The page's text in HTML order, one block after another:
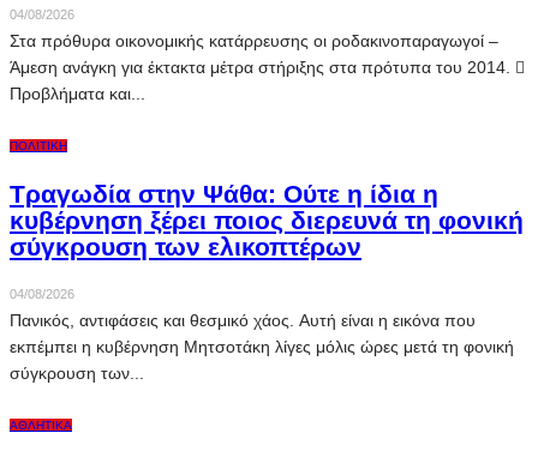
04/08/2026
Στα πρόθυρα οικονομικής κατάρρευσης οι ροδακινοπαραγωγοί –
Άμεση ανάγκη για έκτακτα μέτρα στήριξης στα πρότυπα του 2014. 
Προβλήματα και...
ΠΟΛΙΤΙΚΉ
Τραγωδία στην Ψάθα: Ούτε η ίδια η
κυβέρνηση ξέρει ποιος διερευνά τη φονική
σύγκρουση των ελικοπτέρων
04/08/2026
Πανικός, αντιφάσεις και θεσμικό χάος. Αυτή είναι η εικόνα που
εκπέμπει η κυβέρνηση Μητσοτάκη λίγες μόλις ώρες μετά τη φονική
σύγκρουση των...
ΑΘΛΗΤΙΚΆ